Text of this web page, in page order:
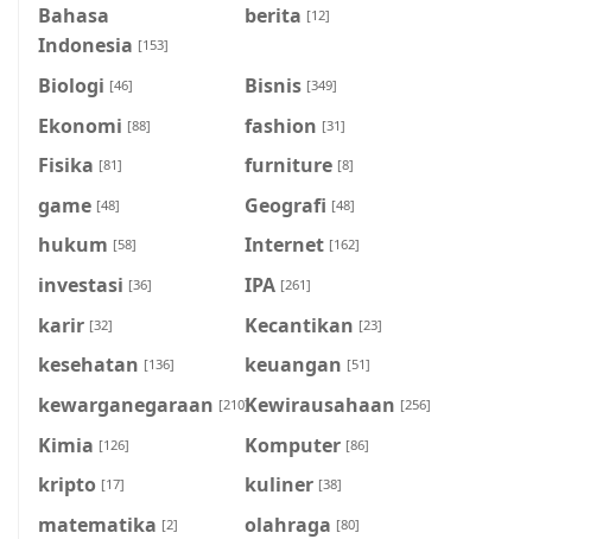
Bahasa
Indonesia [153]
berita [12]
Biologi [46] Bisnis [349]
Ekonomi [88] fashion [31]
Fisika [81] furniture [8]
game [48] Geografi [48]
hukum [58] Internet [162]
investasi [36] IPA [261]
karir [32] Kecantikan [23]
kesehatan [136] keuangan [51]
kewarganegaraan [210]Kewirausahaan [256]
Kimia [126] Komputer [86]
kripto [17] kuliner [38]
matematika [2] olahraga [80]